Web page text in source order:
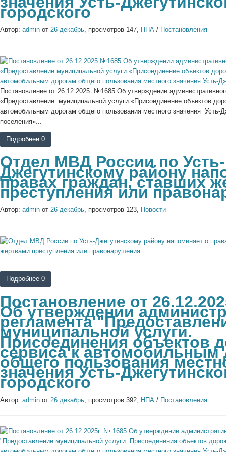
городского
Автор: admin от 26 декабрь, просмотров 147, НПА / Постановления
Постановление от 26.12.2025 №1685 Об утверждении
«Предоставление муниципальной услуги «Присоединение объектов
автомобильным дорогам общего пользования местного значения Усть-
поселения»...
Подробнее 0
Отдел МВД России по Усть-
Джегутинскому району
правах граждан, ставших
преступления или
Автор: admin от 26 декабрь, просмотров 123, Новости
...
Подробнее 0
Постановление от
Об утверждении
регламента
муниципальной услуги.
Присоединения объектов
сервиса к автомобильным
общего пользования
значения Усть-
городского
Автор: admin от 26 декабрь, просмотров 392, НПА / Постановления